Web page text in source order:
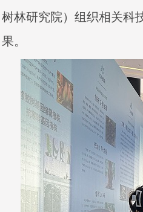
树林研究院）组织相关科
果。